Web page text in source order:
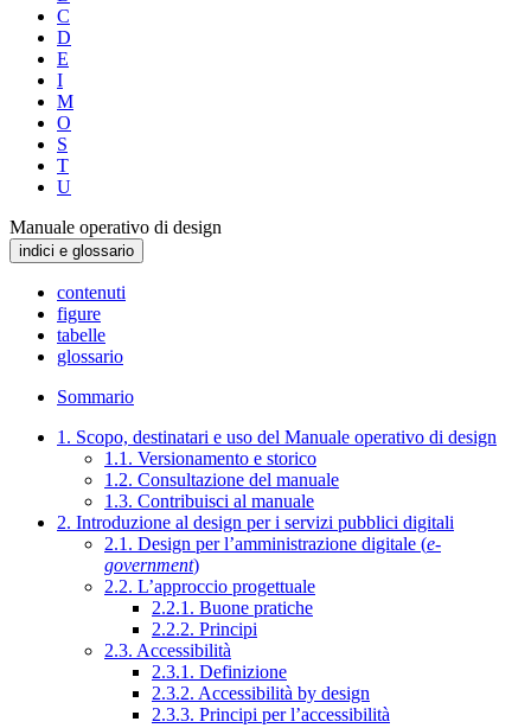
C
D
E
I
M
O
S
T
U
Manuale operativo di design
indici e glossario
contenuti
figure
tabelle
glossario
Sommario
1. Scopo, destinatari e uso del Manuale operativo di design
1.1. Versionamento e storico
1.2. Consultazione del manuale
1.3. Contribuisci al manuale
2. Introduzione al design per i servizi pubblici digitali
2.1. Design per l’amministrazione digitale (e-
government)
2.2. L’approccio progettuale
2.2.1. Buone pratiche
2.2.2. Principi
2.3. Accessibilità
2.3.1. Definizione
2.3.2. Accessibilità by design
2.3.3. Principi per l’accessibilità